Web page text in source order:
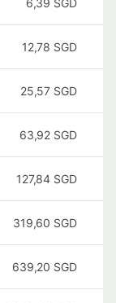
6,39 SGD
12,78 SGD
25,57 SGD
63,92 SGD
127,84 SGD
319,60 SGD
639,20 SGD